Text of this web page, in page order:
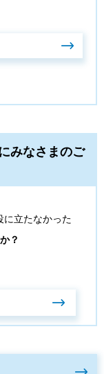
みなさまのご
に立たなかった
？